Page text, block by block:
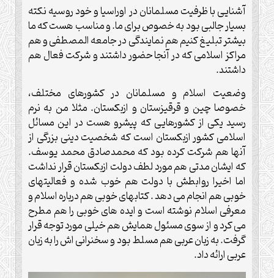
آشنایی با ظرفیت مسلمانان در اوراسیا و خود روسیه نکته
بسیار جالبی بود به خصوص برای ما. و مناسب هست که ما
بیشتر تبلیغ کنیم هم نمایندگی در جامعه المصطفی و هم
مراکز اسلامی که در آنجا حضور داشتند و شرکت فعال هم
داشتند.
وضعیت اسلام و مسلمانان در کشورهای مختلف،
خصوصا چین و قرقیزستان و ازبکستان. مثلا من به نرم
رسید یکی از کشورهایی که پیشرو هست در این مسائل
اسلامی کشور ازبکستان است که شخصیت دینی بزرگی از
آنها هم شرکت کرده بود که محمدصادق محمد یوسف.
که ایشان مدتی هم مورد لطف دولت ازبکستان قرار نداشت
اما اخیرا روابطش با دولت هم خوب شده و فعالیتهای
خوبی هم انجام می دهد . کتابهای خوبی هم درباره اسلام و
معرفی اسلام نوشته است و ایده های خوبی را هم مطرح
می کرد و از سوی مسئول همایش هم خیلی مورد توجه قرار
گرفت. به زبان عربی هم مسلط بود و سخنرانی اش را به زبان
عربی ارائه داد.